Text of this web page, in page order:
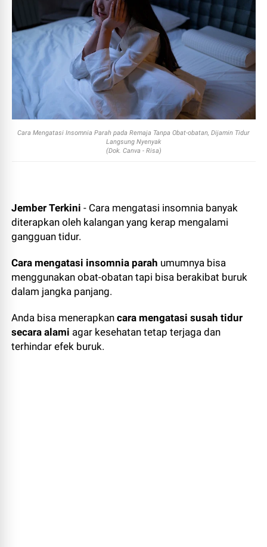
Cara Mengatasi Insomnia Parah pada Remaja Tanpa Obat-obatan, Dijamin Tidur
Langsung Nyenyak
(Dok. Canva - Risa)
Jember Terkini- Cara mengatasi insomnia banyak
diterapkan oleh kalangan yang kerap mengalami
gangguan tidur.
Cara mengatasi insomnia parah umumnya bisa
menggunakan obat-obatan tapi bisa berakibat buruk
dalam jangka panjang.
Anda bisa menerapkancara mengatasi susah tidur
secara alami agar kesehatan tetap terjaga dan
terhindar efek buruk.